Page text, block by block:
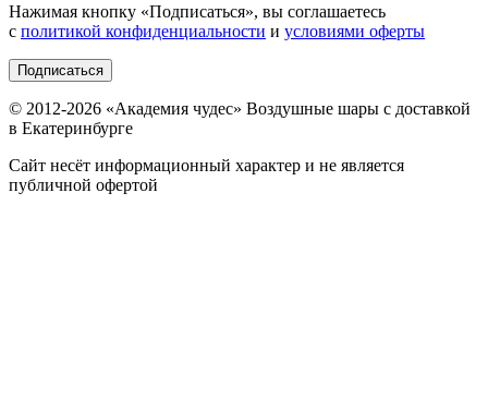
Нажимая кнопку «Подписаться», вы соглашаетесь
с политикой конфиденциальности и условиями оферты
Подписаться
© 2012-2026 «Академия чудес» Воздушные шары с доставкой
в Екатеринбурге
Сайт несёт информационный характер и не является
публичной офертой